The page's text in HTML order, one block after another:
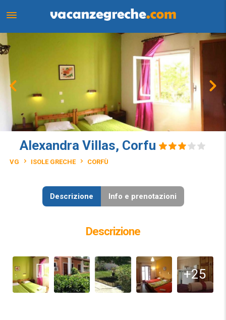
Alexandra Villas, Corfu
VG ISOLE GRECHE CORFÙ
Descrizione Info e prenotazioni
Descrizione
+25